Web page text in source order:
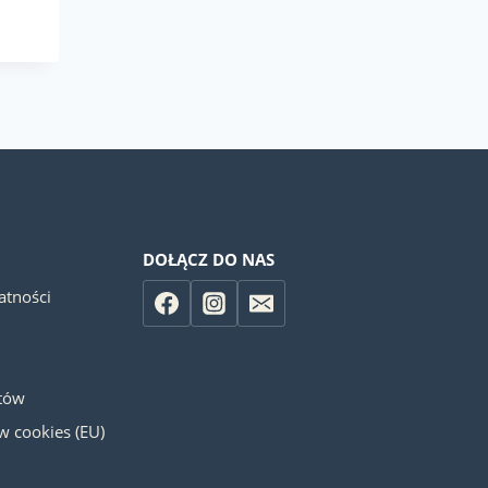
cookies (EU)
DOŁĄCZ DO NAS